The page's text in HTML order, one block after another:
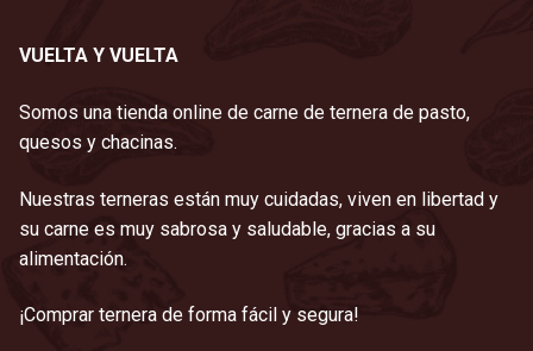
VUELTA Y VUELTA
Somos una tienda online de carne de ternera de pasto,
quesos y chacinas.
Nuestras terneras están muy cuidadas, viven en libertad y
su carne es muy sabrosa y saludable, gracias a su
alimentación.
¡Comprar ternera de forma fácil y segura!